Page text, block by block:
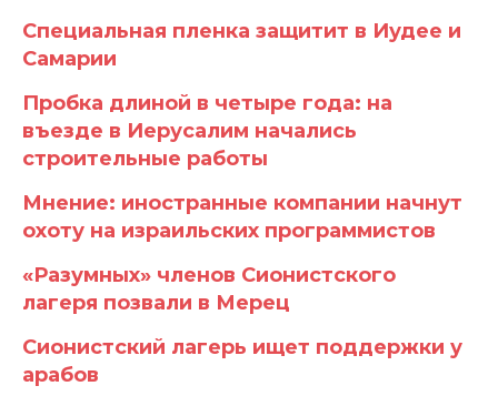
Специальная пленка защитит в Иудее и
Самарии
Пробка длиной в четыре года: на
въезде в Иерусалим начались
строительные работы
Мнение: иностранные компании начнут
охоту на израильских программистов
«Разумных» членов Сионистского
лагеря позвали в Мерец
Сионистский лагерь ищет поддержки у
арабов